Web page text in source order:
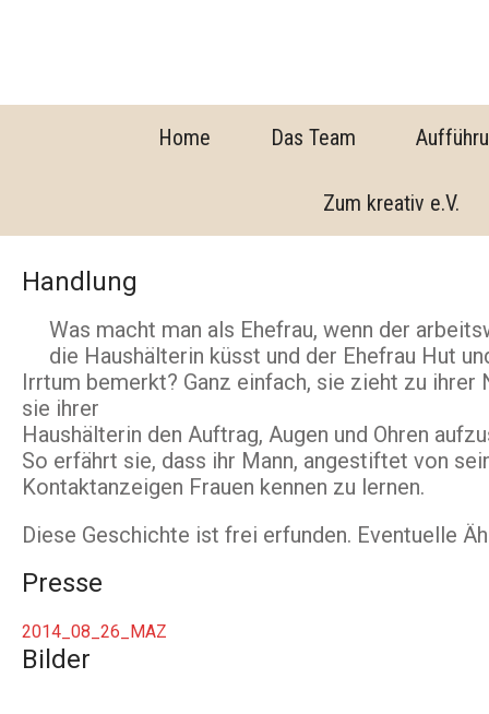
Home Das Team
Zum kreativ e.V.
Handlung
Was macht man als Ehefrau, wenn der
die Haushälterin küsst und der Ehefrau Hut
Irrtum bemerkt? Ganz einfach, sie zieht zu
sie ihrer
Haushälterin den Auftrag, Augen und Ohren
So erfährt sie, dass ihr Mann, angestiftet von
Kontaktanzeigen Frauen kennen zu lernen.
Diese Geschichte ist frei erfunden. Eventuelle
Presse
2014_08_26_MAZ
Bilder